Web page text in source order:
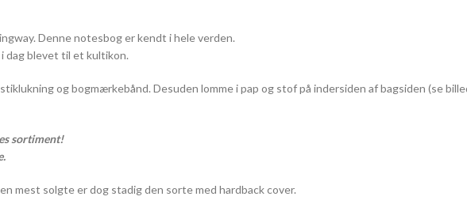
Denne notesbog er kendt i hele verden.
dag blevet til et kultikon.
og bogmærkebånd. Desuden lomme i pap og stof på indersiden af bagsiden (se
sortiment!
mest solgte er dog stadig den sorte med hardback cover.